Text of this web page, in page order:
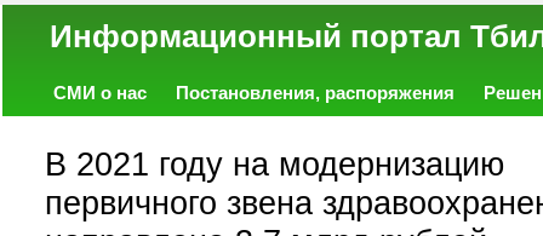
Информационный
СМИ о нас Постановления, распоряжения
В 2021 году на модернизацию
первичного звена